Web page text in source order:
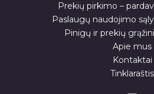
Prekių pirkimo –
Paslaugų naudojimo
Pinigų ir prekių
Apie mus
Kontaktai
Tinklaraštis